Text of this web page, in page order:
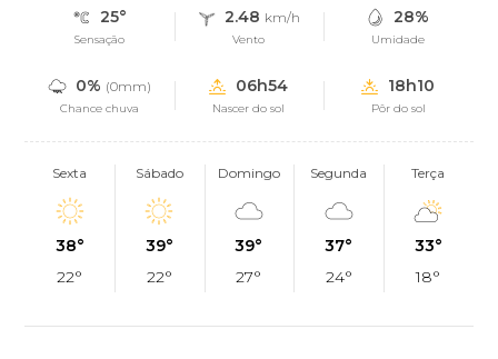
25°
Sensação
2.48 km/h
Vento
28%
Umidade
0% (0mm)
Chance chuva
06h54
Nascer do sol
18h10
Pôr do sol
Sexta
38°
22°
Sábado
39°
22°
Domingo
39°
27°
Segunda
37°
24°
Terça
33°
18°